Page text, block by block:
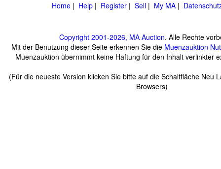
Home | Help | Register | Sell | My MA |
Copyright 2001-2026, MA Auction. Alle Rechte
Mit der Benutzung dieser Seite erkennen Sie die Muenzauktion
Muenzauktion übernimmt keine Haftung für den Inhalt verlinkter
(Für die neueste Version klicken Sie bitte auf die Schaltfläche Neu
Browsers)